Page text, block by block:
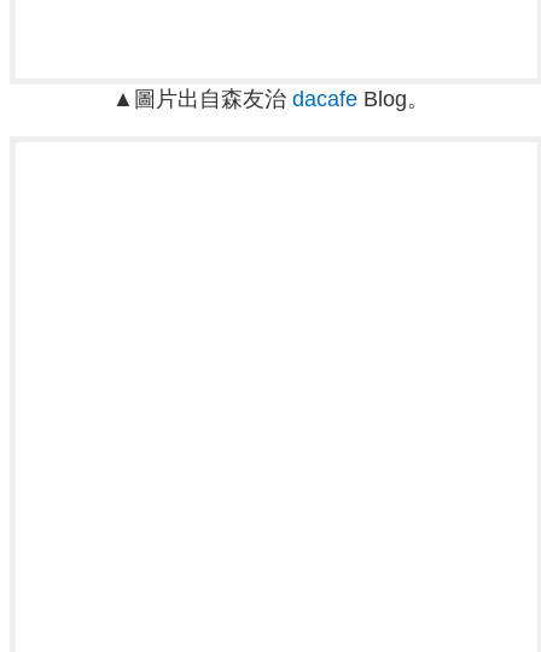
▲圖片出自森友治 dacafe Blog。